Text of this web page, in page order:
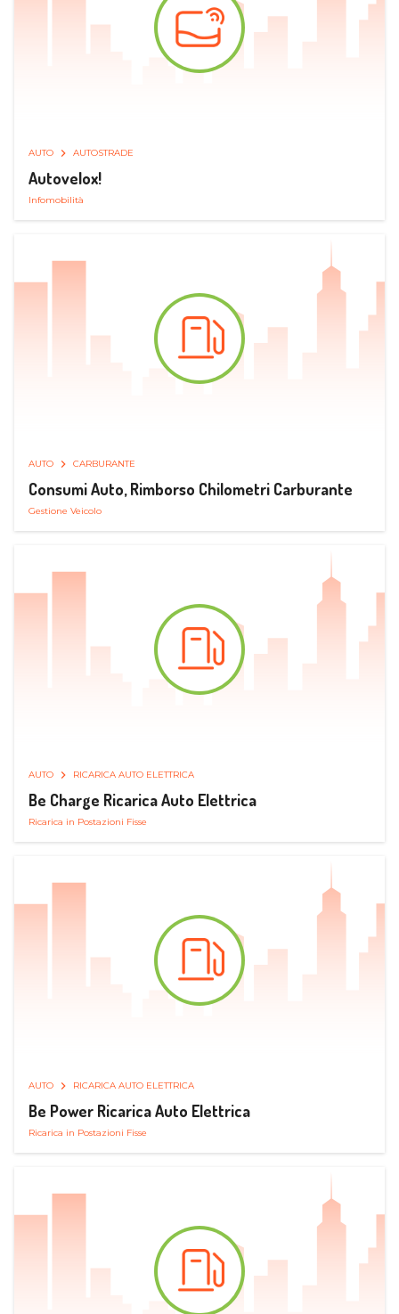
AUTO AUTOSTRADE
Autovelox!
Infomobilità
AUTO CARBURANTE
Consumi Auto, Rimborso Chilometri Carburante
Gestione Veicolo
AUTO RICARICA AUTO ELETTRICA
Be Charge Ricarica Auto Elettrica
Ricarica in Postazioni Fisse
AUTO RICARICA AUTO ELETTRICA
Be Power Ricarica Auto Elettrica
Ricarica in Postazioni Fisse